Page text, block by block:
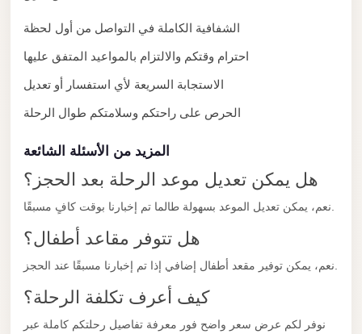
الشفافية الكاملة في التواصل من أول لحظة
احترام وقتكم والالتزام بالمواعيد المتفق عليها
الاستجابة السريعة لأي استفسار أو تعديل
الحرص على راحتكم وسلامتكم طوال الرحلة
المزيد من الأسئلة الشائعة
هل يمكن تعديل موعد الرحلة بعد الحجز؟
هل تتوفر مقاعد أطفال؟
كيف أعرف تكلفة الرحلة؟
نوفر لكم عرض سعر واضح فور معرفة تفاصيل رحلتكم كاملة عبر
Taxi
Private
with
Prices
Limousine
Service
Cairo
Port
Said
Limousine